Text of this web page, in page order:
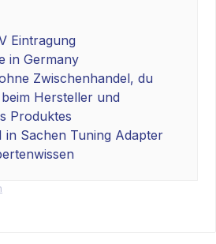
Eintragung
in Germany
Zwischenhandel, du
Hersteller und
Produktes
in Sachen Tuning Adapter